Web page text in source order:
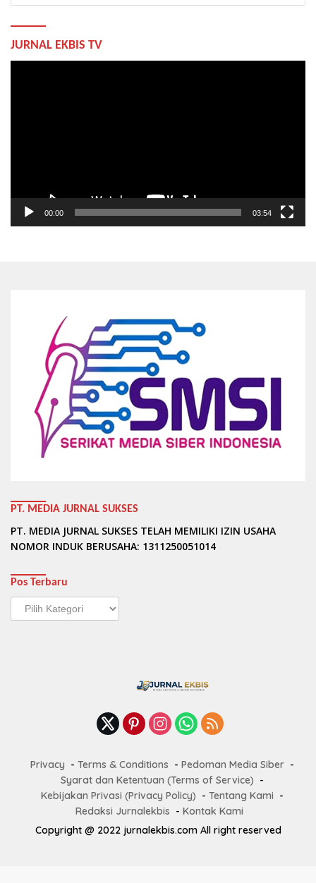
JURNAL EKBIS TV
00:00 03:54
PT. MEDIA JURNAL SUKSES
PT. MEDIA JURNAL SUKSES TELAH MEMILIKI IZIN USAHA
NOMOR INDUK BERUSAHA: 1311250051014
Pos Terbaru
Pos
Terbaru
Privacy Terms & Conditions
Pedoman Media Siber
Syarat dan Ketentuan (Terms of Service)
Kebijakan Privasi (Privacy Policy)
Tentang Kami
Redaksi Jurnalekbis
Kontak Kami
Copyright @ 2022 jurnalekbis.com All right reserved